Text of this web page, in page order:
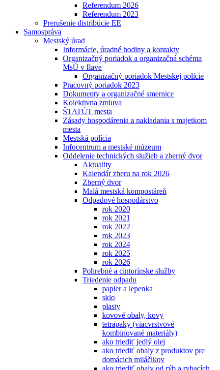
Referendum 2026
Referendum 2023
Prerušenie distribúcie EE
Samospráva
Mestský úrad
Informácie, úradné hodiny a kontakty
Organizačný poriadok a organizačná schéma
MsÚ v Ilave
Organizačný poriadok Mestskej polície
Pracovný poriadok 2023
Dokumenty a organizačné smernice
Kolektivna zmluva
ŠTATÚT mesta
Zásady hospodárenia a nakladania s majetkom
mesta
Mestská polícia
Infocentrum a mestské múzeum
Oddelenie technických služieb a zberný dvor
Aktuality
Kalendár zberu na rok 2026
Zberný dvor
Malá mestská kompostáreň
Odpadové hospodárstvo
rok 2020
rok 2021
rok 2022
rok 2023
rok 2024
rok 2025
rok 2026
Pohrebné a cintorínske služby
Triedenie odpadu
papier a lepenka
sklo
plasty
kovové obaly, kovy
tetrapaky (viacvrstvové
kombinované materiály)
ako triediť jedlý olej
ako triediť obaly z produktov pre
domácich miláčikov
ako triediť obaly od rýb a rybacích